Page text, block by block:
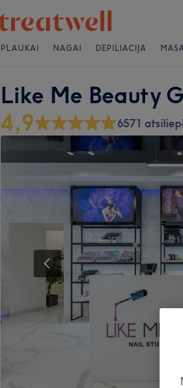
PLAUKAI NAGAI DEPILIACIJA
Like Me Beauty
4,9 6571